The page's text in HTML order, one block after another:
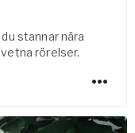
stannar nära
rörelser.